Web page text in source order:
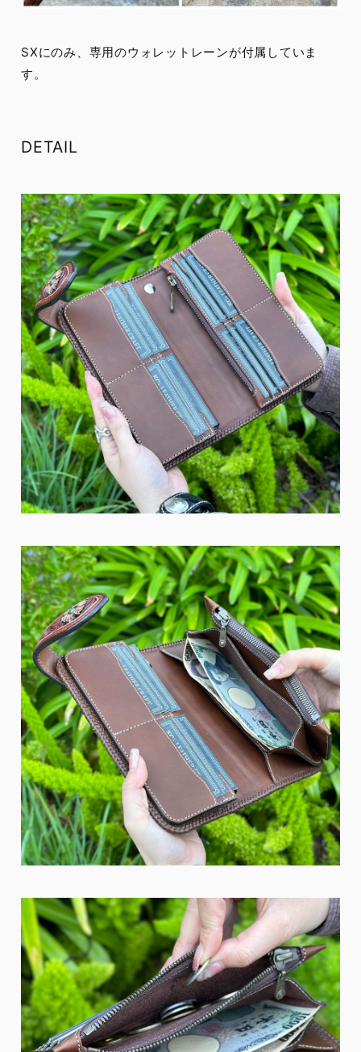
SXにのみ、専用のウォレットレーンが付属していま
す。
DETAIL